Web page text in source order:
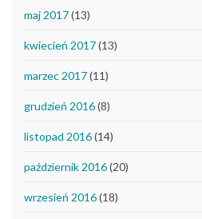
maj 2017(13)
kwiecień 2017(13)
marzec 2017(11)
grudzień 2016(8)
listopad 2016(14)
październik 2016(20)
wrzesień 2016(18)